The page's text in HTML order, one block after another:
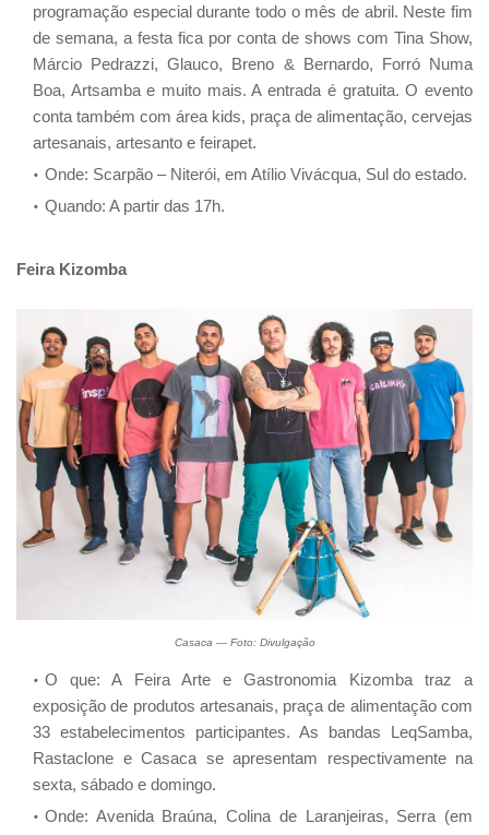
programação especial durante todo o mês de abril. Neste fim
de semana, a festa fica por conta de shows com Tina Show,
Márcio Pedrazzi, Glauco, Breno & Bernardo, Forró Numa
Boa, Artsamba e muito mais. A entrada é gratuita. O evento
conta também com área kids, praça de alimentação, cervejas
artesanais, artesanto e feirapet.
Onde: Scarpão – Niterói, em Atílio Vivácqua, Sul do estado.
Quando: A partir das 17h.
Feira Kizomba
Casaca — Foto: Divulgação
O que: A Feira Arte e Gastronomia Kizomba traz a
exposição de produtos artesanais, praça de alimentação com
33 estabelecimentos participantes. As bandas LeqSamba,
Rastaclone e Casaca se apresentam respectivamente na
sexta, sábado e domingo.
Onde: Avenida Braúna, Colina de Laranjeiras, Serra (em